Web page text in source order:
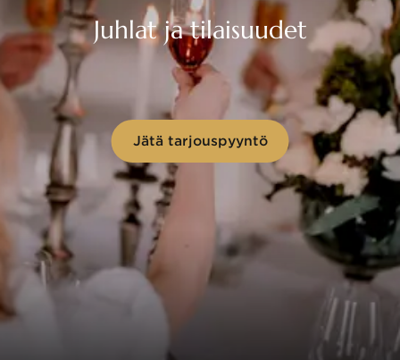
Juhlat ja tilaisuudet
Jätä tarjouspyyntö